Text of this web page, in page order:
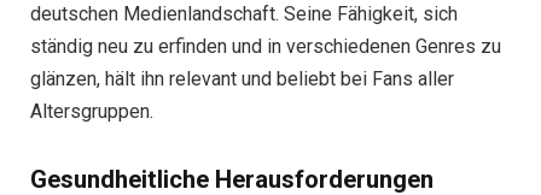
deutschen Medienlandschaft. Seine Fähigkeit, sich
ständig neu zu erfinden und in verschiedenen Genres zu
glänzen, hält ihn relevant und beliebt bei Fans aller
Altersgruppen.
Gesundheitliche Herausforderungen